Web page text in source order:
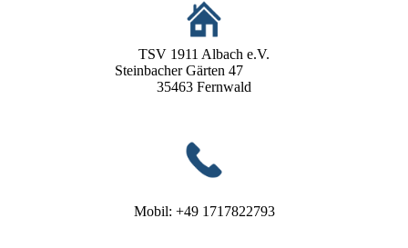
TSV 1911 Albach e.V.
Steinbacher Gärten 47
35463 Fernwald
Mobil: +49 1717822793